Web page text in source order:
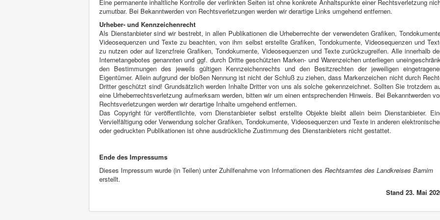
Eine permanente inhaltliche Kontrolle der verlinkten Seiten ist ohne konkrete Anhaltspunkte einer Rechtsverletzung
zumutbar. Bei Bekanntwerden von Rechtsverletzungen werden wir derartige Links umgehend entfernen.
Urheber- und Kennzeichenrecht
Als Dienstanbieter sind wir bestrebt, in allen Publikationen die Urheberrechte der verwendeten Grafiken,
Videosequenzen und Texte zu beachten, von ihm selbst erstellte Grafiken, Tondokumente, Videosequenzen und
zu nutzen oder auf lizenzfreie Grafiken, Tondokumente, Videosequenzen und Texte zurückzugreifen. Alle innerhalb
Internetangebotes genannten und ggf. durch Dritte geschützten Marken- und Warenzeichen unterliegen
den Bestimmungen des jeweils gültigen Kennzeichenrechts und den Besitzrechten der jeweiligen
Eigentümer. Allein aufgrund der bloßen Nennung ist nicht der Schluß zu ziehen, dass Markenzeichen nicht durch
Dritter geschützt sind! Grundsätzlich werden Inhalte Dritter von uns als solche gekennzeichnet. Sollten Sie trotzdem
eine Urheberrechtsverletzung aufmerksam werden, bitten wir um einen entsprechenden Hinweis. Bei Bekanntwerden
Rechtsverletzungen werden wir derartige Inhalte umgehend entfernen.
Das Copyright für veröffentlichte, vom Dienstanbieter selbst erstellte Objekte bleibt allein beim Dienstanbieter.
Vervielfältigung oder Verwendung solcher Grafiken, Tondokumente, Videosequenzen und Texte in anderen
oder gedruckten Publikationen ist ohne ausdrückliche Zustimmung des Dienstanbieters nicht gestattet.
Ende des Impressums
Dieses Impressum wurde (in Teilen) unter Zuhilfenahme von Informationen des Rechtsamtes des Landkreises Barnim
erstellt.
Stand 23. Mai